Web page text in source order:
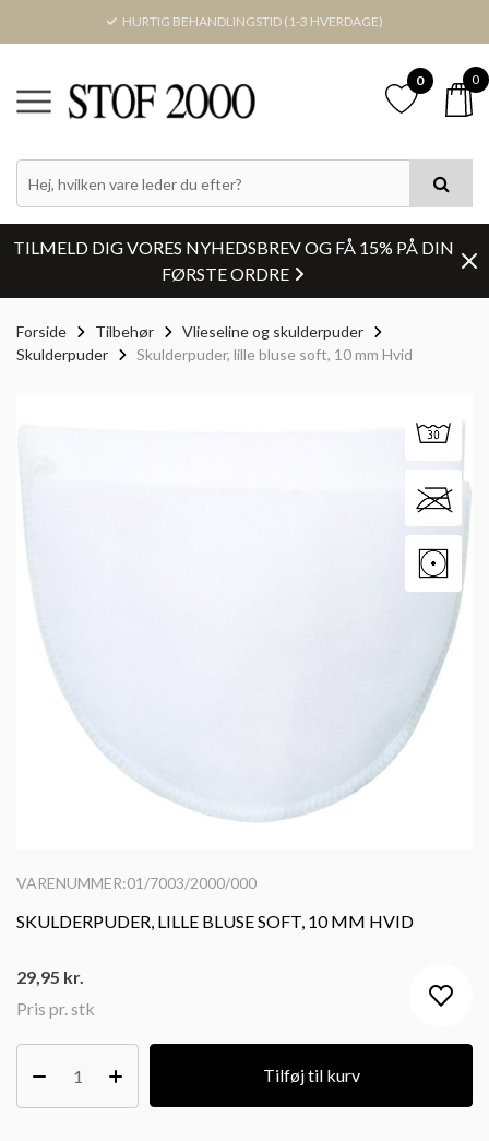
HURTIG BEHANDLINGSTID (1-3 HVERDAGE)
0 0
TILMELD DIG VORES NYHEDSBREV OG FÅ 15% PÅ DIN
FØRSTE ORDRE
Forside Tilbehør
Vlieseline og skulderpuder
Skulderpuder
Skulderpuder, lille bluse soft, 10 mm Hvid
VARENUMMER:01/7003/2000/000
SKULDERPUDER, LILLE BLUSE SOFT, 10 MM HVID
Pris pr. stk
29,95 kr.
Tilføj til kurv